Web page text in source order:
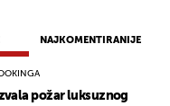
NAJKOMENTIRANIJE
požar luksuznog